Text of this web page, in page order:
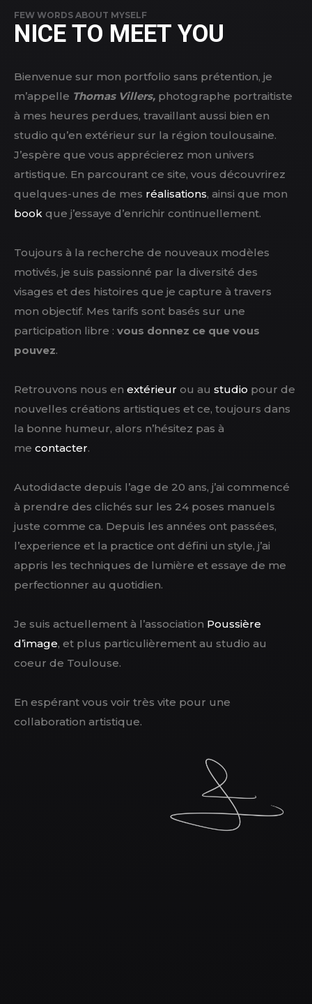
FEW WORDS ABOUT MYSELF
NICE TO MEET YOU
Bienvenue sur mon portfolio sans prétention, je
m’appelle Thomas Villers, photographe portraitiste
à mes heures perdues, travaillant aussi bien en
studio qu’en extérieur sur la région toulousaine.
J’espère que vous apprécierez mon univers
artistique. En parcourant ce site, vous découvrirez
quelques-unes de mes réalisations, ainsi que mon
book que j’essaye d’enrichir continuellement.
Toujours à la recherche de nouveaux modèles
motivés, je suis passionné par la diversité des
visages et des histoires que je capture à travers
mon objectif. Mes tarifs sont basés sur une
participation libre : vous donnez ce que vous
pouvez.
Retrouvons nous en extérieur ou au studio pour de
nouvelles créations artistiques et ce, toujours dans
la bonne humeur, alors n’hésitez pas à
me contacter.
Autodidacte depuis l’age de 20 ans, j’ai commencé
à prendre des clichés sur les 24 poses manuels
juste comme ca. Depuis les années ont passées,
l’experience et la practice ont défini un style, j’ai
appris les techniques de lumière et essaye de me
perfectionner au quotidien.
Je suis actuellement à l’association Poussière
d’image, et plus particulièrement au studio au
coeur de Toulouse.
En espérant vous voir très vite pour une
collaboration artistique.